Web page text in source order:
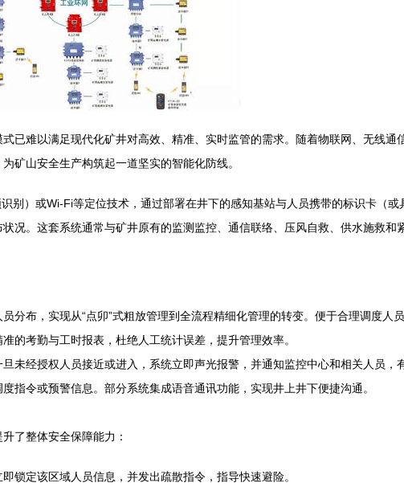
已难以满足现代化矿井对高效、精准、实时监管的需求。随着物联网、无线通
矿山安全生产构筑起一道坚实的智能化防线。
别）或Wi-Fi等定位技术，通过部署在井下的感知基站与人员携带的标识卡（或
况。这套系统通常与矿井原有的监测监控、通信联络、压风自救、供水施救和
分布，实现从“点卯”式粗放管理到全流程精细化管理的转变。便于合理调度人
的考勤与工时报表，杜绝人工统计误差，提升管理效率。
未经授权人员接近或进入，系统立即声光报警，并通知监控中心和相关人员，
指令或预警信息。部分系统集成语音通讯功能，实现井上井下便捷沟通。
了整体安全保障能力：
锁定该区域人员信息，并发出疏散指令，指导快速避险。